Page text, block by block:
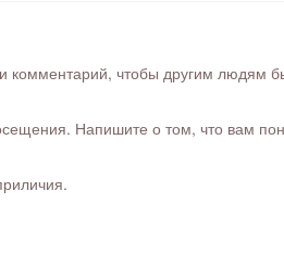
комментарий, чтобы другим людям
Напишите о том, что вам